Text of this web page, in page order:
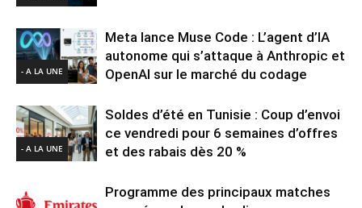
- A LA UNE
Meta lance Muse Code : L’agent d’IA
autonome qui s’attaque à Anthropic et
OpenAI sur le marché du codage
- A LA UNE
Soldes d’été en Tunisie : Coup d’envoi
ce vendredi pour 6 semaines d’offres
et des rabais dès 20 %
Programme des principaux matches